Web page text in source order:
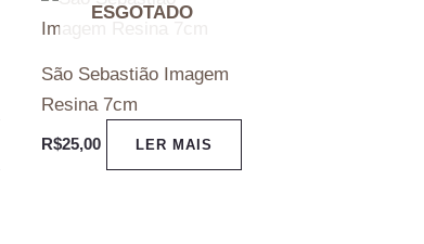
ESGOTADO
São Sebastião Imagem
Resina 7cm
R$25,00 LER MAIS